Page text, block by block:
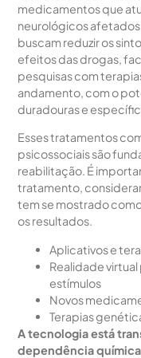
medicamentos que
neurológicos
buscam reduzir os
efeitos das drogas,
pesquisas com
andamento, com o
duradouras e
Esses tratamentos
psicossociais são
reabilitação. É
tratamento,
tem se mostrado
os resultados.
Aplicativos e
Realidade
estímulos
Novos
Terapias
A tecnologia está
dependência